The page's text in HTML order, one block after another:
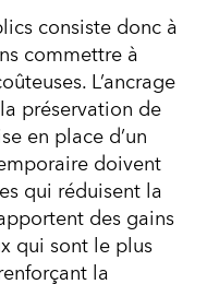
consiste donc à
commettre à
L’ancrage
préservation de
en place d’un
doivent
qui réduisent la
des gains
qui sont le plus
la